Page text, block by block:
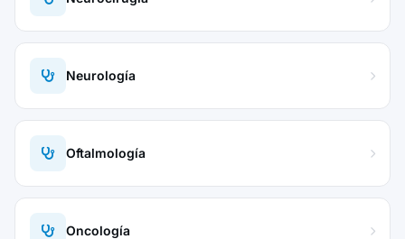
Neurología
Oftalmología
Oncología